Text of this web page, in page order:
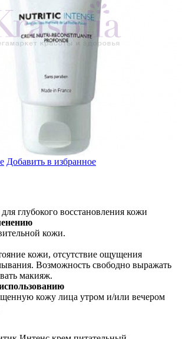
Добавить в избранное
глубокого восстановления кожи
кожи.
кожи, отсутствие ощущения
Возможность свободно выражать
макияж.
кожу лица утром и/или вечером